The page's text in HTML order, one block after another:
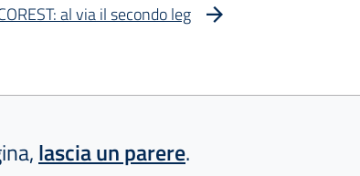
al via il secondo leg
lascia un parere.